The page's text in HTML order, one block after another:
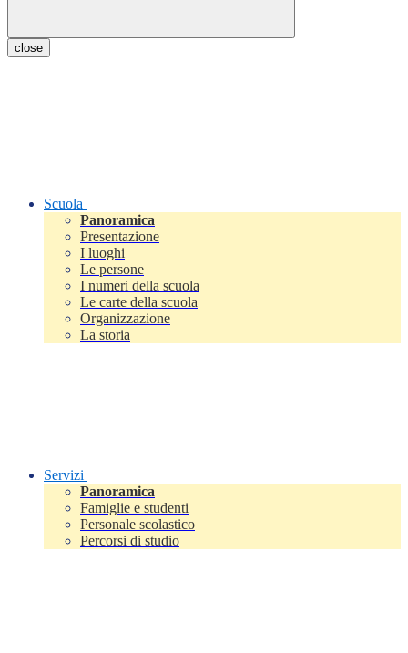
close
Scuola
Panoramica
Presentazione
I luoghi
Le persone
I numeri della scuola
Le carte della scuola
Organizzazione
La storia
Servizi
Panoramica
Famiglie e studenti
Personale scolastico
Percorsi di studio